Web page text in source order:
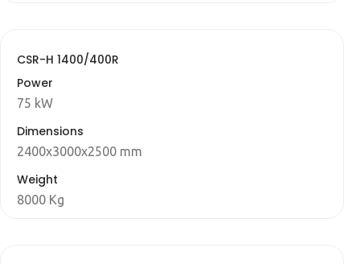
CSR-H 1400/400R
Power
75 kW
Dimensions
2400x3000x2500 mm
Weight
8000 Kg